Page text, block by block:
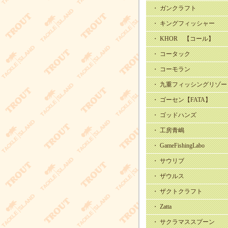
・ ガンクラフト
・ キングフィッシャー
・ KHOR 【コール】
・ コータック
・ コーモラン
・ 九重フィッシングリゾ
・ ゴーセン【FATA】
・ ゴッドハンズ
・ 工房青嶋
・ GameFishingLabo
・ サウリブ
・ ザウルス
・ ザクトクラフト
・ Zatta
・ サクラマススプーン